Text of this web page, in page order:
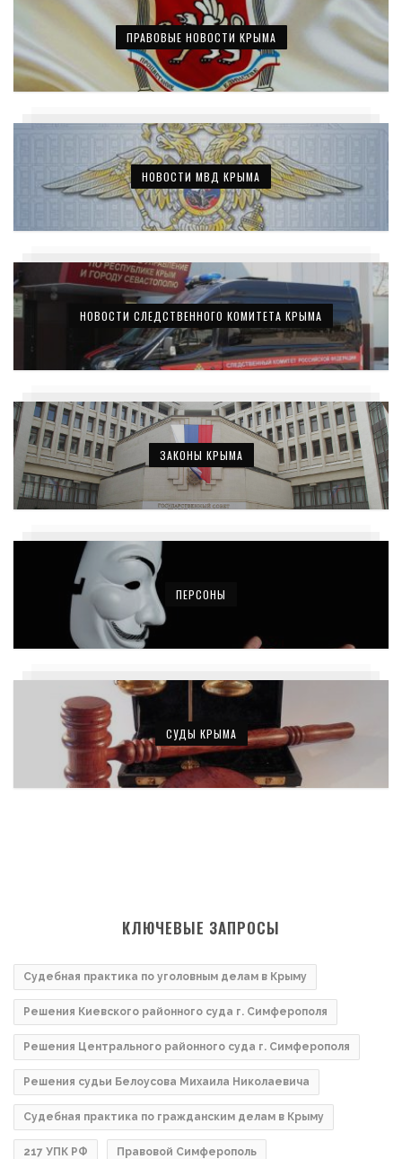
ПРАВОВЫЕ НОВОСТИ КРЫМА
НОВОСТИ МВД КРЫМА
НОВОСТИ СЛЕДСТВЕННОГО КОМИТЕТА КРЫМА
ЗАКОНЫ КРЫМА
ПЕРСОНЫ
СУДЫ КРЫМА
КЛЮЧЕВЫЕ ЗАПРОСЫ
Судебная практика по уголовным делам в Крыму
Решения Киевского районного суда г. Симферополя
Решения Центрального районного суда г. Симферополя
Решения судьи Белоусова Михаила Николаевича
Судебная практика по гражданским делам в Крыму
217 УПК РФ Правовой Симферополь